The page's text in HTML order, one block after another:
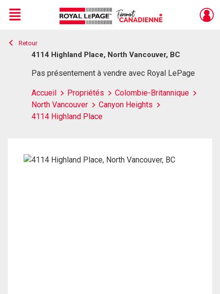
Live
En Direct
Menu
Retour
4114 Highland Place, North Vancouver, BC
Pas présentement à vendre avec Royal LePage
Accueil Propriétés
Colombie-Britannique
North Vancouver
Canyon Heights
4114 Highland Place